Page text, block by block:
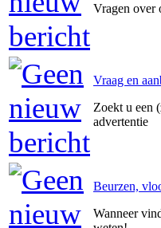
Vragen over
Vraag en
Zoekt u een
advertentie
Beurzen,
Wanneer